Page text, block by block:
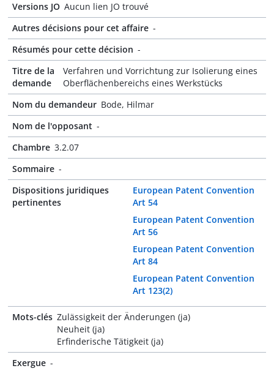
Versions JO Aucun lien JO trouvé
Autres décisions pour cet affaire -
Résumés pour cette décision -
Titre de la
demande
Verfahren und Vorrichtung zur Isolierung eines
Oberflächenbereichs eines Werkstücks
Nom du demandeur Bode, Hilmar
Nom de l'opposant -
Chambre 3.2.07
Sommaire -
Dispositions juridiques
pertinentes
European Patent Convention
Art 54
European Patent Convention
Art 56
European Patent Convention
Art 84
European Patent Convention
Art 123(2)
Mots-clés Zulässigkeit der Änderungen (ja)
Neuheit (ja)
Erfinderische Tätigkeit (ja)
Exergue -